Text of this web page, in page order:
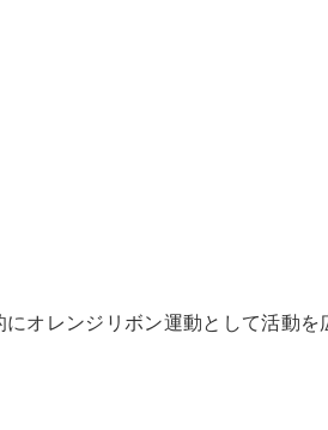
オレンジリボン運動として活動を